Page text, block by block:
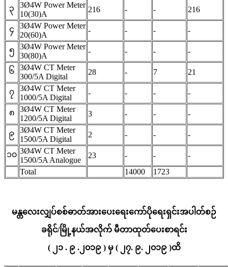
၃
3Ø4W Power Meter
10(30)A
216 - - 216
၄
3Ø4W Power Meter
20(60)A
- - - -
၅
3Ø4W Power Meter
30(80)A
- - - -
၆
3Ø4W CT Meter
300/5A Digital
28 - 7 21
၇
3Ø4W CT Meter
1000/5A Digital
- - - -
၈
3Ø4W CT Meter
1200/5A Digital
3 - - -
၉
3Ø4W CT Meter
1500/5A Digital
2 - - -
၁၀ 3Ø4W CT Meter
1500/5A Analogue
23 - -
-
Total
14000 1723
မန္တလေးလျှပ်စစ်ဓာတ်အားပေးရေးကော်ပိုရေးရှင်းအပါတ်စဉ်
ခရိုင်/မြို့နယ်အလိုက် မီတာထုတ်ပေးစာရင်း
( ၂၁ . ၉ .၂၀၁၉ ) မှ ( ၂၇. ၉. ၂၀၁၉ )ထိ